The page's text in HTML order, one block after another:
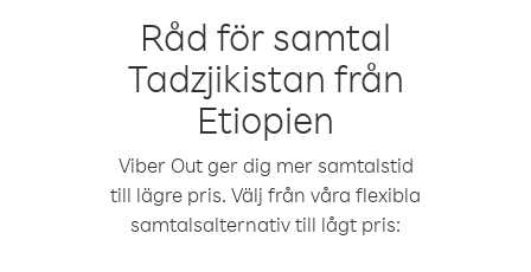
Råd för samtal
Tadzjikistan från
Etiopien
Viber Out ger dig mer samtalstid
till lägre pris. Välj från våra flexibla
samtalsalternativ till lågt pris: